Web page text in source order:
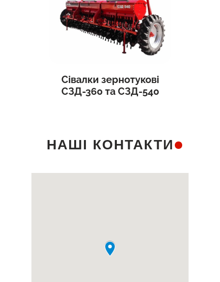
Сівалки зернотукові
СЗД-360 та СЗД-540
НАШІ КОНТАКТИ